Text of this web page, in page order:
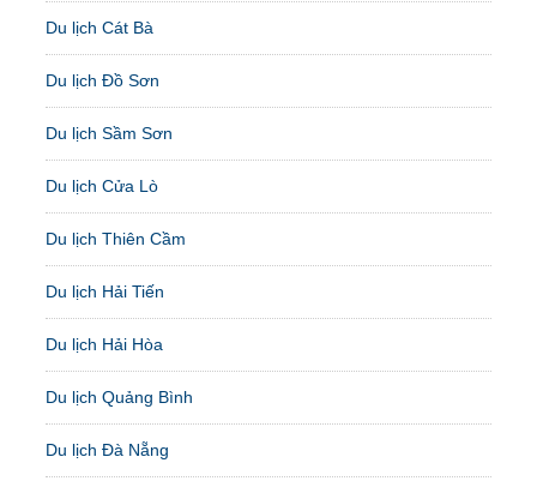
Du lịch Cát Bà
Du lịch Đồ Sơn
Du lịch Sầm Sơn
Du lịch Cửa Lò
Du lịch Thiên Cầm
Du lịch Hải Tiến
Du lịch Hải Hòa
Du lịch Quảng Bình
Du lịch Đà Nẵng